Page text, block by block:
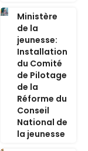
Ministère
de la
jeunesse:
Installation
du Comité
de Pilotage
de la
Réforme du
Conseil
National de
la jeunesse